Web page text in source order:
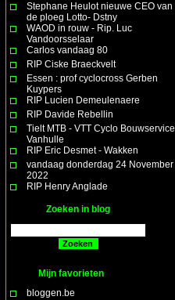
Stephane Heulot nieuwe CEO van
de ploeg Lotto- Dstny
WAOD in rouw - Rip. Luc
Vandoorsselaar
Carlos vandaag 80
RIP Ciske Braeckvelt
Essen : prof cyclocross Gerben
Kuypers
RIP Lucien Demeulenaere
RIP Davide Rebellin
Tielt MTB - VTT Cyclo Bouwservice
Vanhulle
RIP Eric Desmet - Wakken
vandaag donderdag 24 November
2022
RIP Henry Anglade
Zoeken in blog
Mijn favorieten
bloggen.be